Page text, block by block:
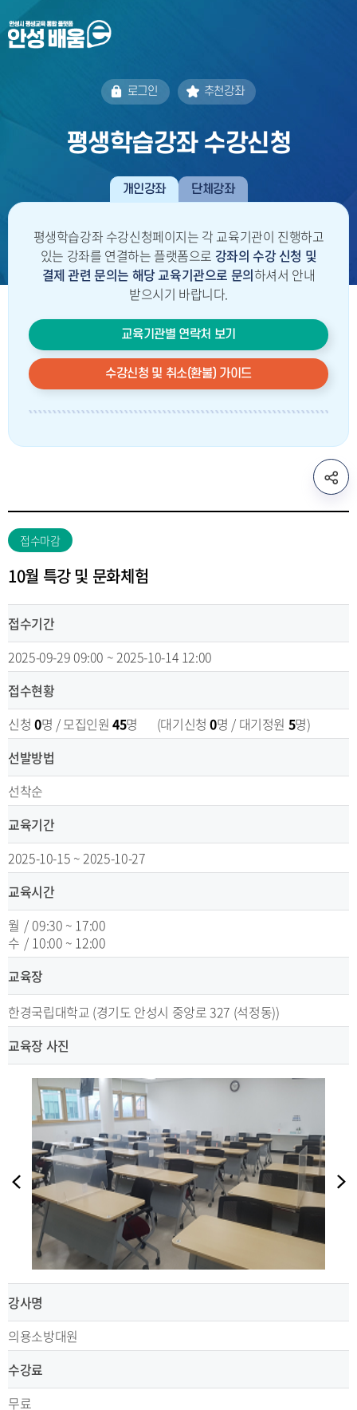
로그인 추천강좌
평생학습강좌 수강신청
개인강좌 단체강좌
평생학습강좌 수강신청페이지는 각 교육기관이 진행하고
있는 강좌를 연결하는 플랫폼으로 강좌의 수강 신청 및
결제 관련 문의는 해당 교육기관으로 문의하셔서 안내
받으시기 바랍니다.
교육기관별 연락처 보기
수강신청 및 취소(환불) 가이드
sns
공
유
기
접수마감
10월 특강 및 문화체험
접수기간
2025-09-29 09:00 ~ 2025-10-14 12:00
접수현황
신청 0명 / 모집인원45명 (대기신청0명 / 대기정원 5명)
선발방법
선착순
교육기간
2025-10-15 ~ 2025-10-27
교육시간
월 / 09:30 ~ 17:00
수 / 10:00 ~ 12:00
교육장
한경국립대학교 (경기도 안성시 중앙로 327 (석정동))
교육장 사진
강사명
의용소방대원
수강료
무료